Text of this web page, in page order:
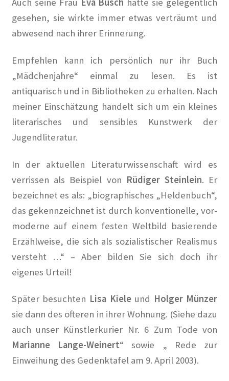
Die Hungerburg in Die Zeit
Die Künstlerkolonie in Wilmersdorf in Qiez
Die Rote Tintenburg – Lebendige Vergangenheit in Paul
Klinger Report
Die rote Zelle vom Laubenheimer Platz in Der
Tagesspiegel
Engagiert gegen das Vergessen und für die Zukunft der
Ernst und Günther Paulus: Stein oder nicht Stein in Der
Tagesspiegel
Faire Mieten in Berlin – #Bezirkstag von Lisa Paus und
Katrin Schmidberger, Die Grünen
Kauft Berlin die Künstlerkolonie Wilmersdorf zurück? in
Der Tagesspiegel
Kuensterkolonie in Berliner Abendschau
Kuenstlerkolonie Berlin Eintrag in Academic
Kuenstlerkolonie Berlin Wilmersdorf: Vonovia
investiert in historischen Standort auf Vonovia.de
Auch seine Frau Eva Busch hatte sie gelegentlich
gesehen, sie wirkte immer etwas verträumt und
abwesend nach ihrer Erinnerung.
Empfehlen kann ich persönlich nur ihr Buch
„Mädchenjahre“ einmal zu lesen. Es ist
antiquarisch und in Bibliotheken zu erhalten. Nach
meiner Einschätzung handelt sich um ein kleines
literarisches und sensibles Kunstwerk der
Jugendliteratur.
In der aktuellen Literaturwissenschaft wird es
verrissen als Beispiel von Rüdiger Steinlein. Er
bezeichnet es als: „biographisches „Heldenbuch“,
das gekennzeichnet ist durch konventionelle, vor-
moderne auf einem festen Weltbild basierende
Erzählweise, die sich als sozialistischer Realismus
versteht …“ – Aber bilden Sie sich doch ihr
eigenes Urteil!
Später besuchten Lisa Kieleund Holger Münzer
sie dann des öfteren in ihrer Wohnung. (Siehe dazu
auch unser Künstlerkurier Nr. 6 Zum Tode von
Marianne Lange-Weinert“ sowie „ Rede zur
Einweihung des Gedenktafel am 9. April 2003).